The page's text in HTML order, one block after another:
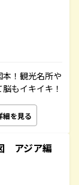
！観光名所や
もイキイキ！
細を見る
アジア編